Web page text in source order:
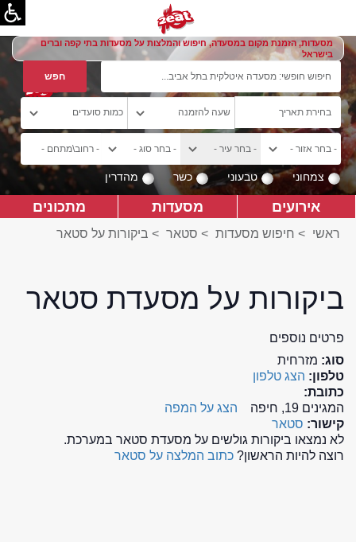
מסעדות, הזמנת מקום במסעדה, חיפוש והמלצות על מסעדות בתי קפה וברים
בישראל
צמחוני טבעוני כשר מהדרין
אירועים מסעדות מתכונים
ראשי > חיפוש מסעדות > סטאר > ביקורות על סטאר
ביקורות על מסעדת סטאר
פרטים נוספים
סוג: מזרחית
טלפון: הצג טלפון
כתובת:
המגינים 19, חיפה
הצג על המפה
קישור: סטאר
לא נמצאו ביקורות גולשים על מסעדת סטאר במערכת.
רוצה להיות הראשון? כתוב המלצה על סטאר